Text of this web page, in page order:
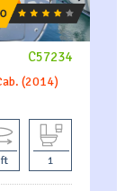
C57234
(2014)
ft 1